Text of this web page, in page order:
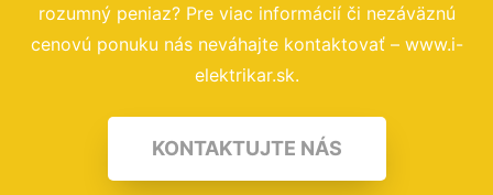
rozumný peniaz? Pre viac informácií či nezáväznú
cenovú ponuku nás neváhajte kontaktovať – www.i-
elektrikar.sk.
KONTAKTUJTE NÁS